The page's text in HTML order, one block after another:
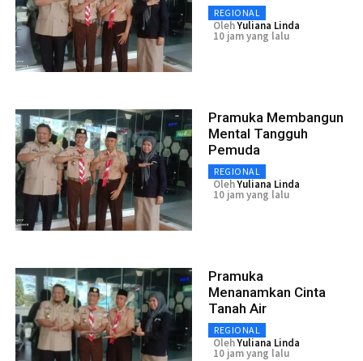
REGIONAL
OlehYuliana Linda
10 jam yang lalu
Pramuka Membangun
Mental Tangguh
Pemuda
REGIONAL
OlehYuliana Linda
10 jam yang lalu
Pramuka
Menanamkan Cinta
Tanah Air
REGIONAL
OlehYuliana Linda
10 jam yang lalu